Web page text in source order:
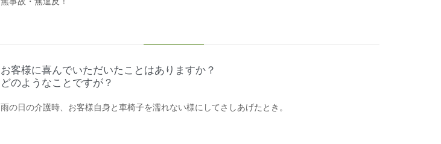
お客様に喜んでいただいたことはありますか？
どのようなことですが？
雨の日の介護時、お客様自身と車椅子を濡れない様にしてさしあげたとき。